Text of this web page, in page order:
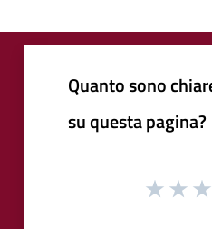
Quanto sono
su questa pagina?